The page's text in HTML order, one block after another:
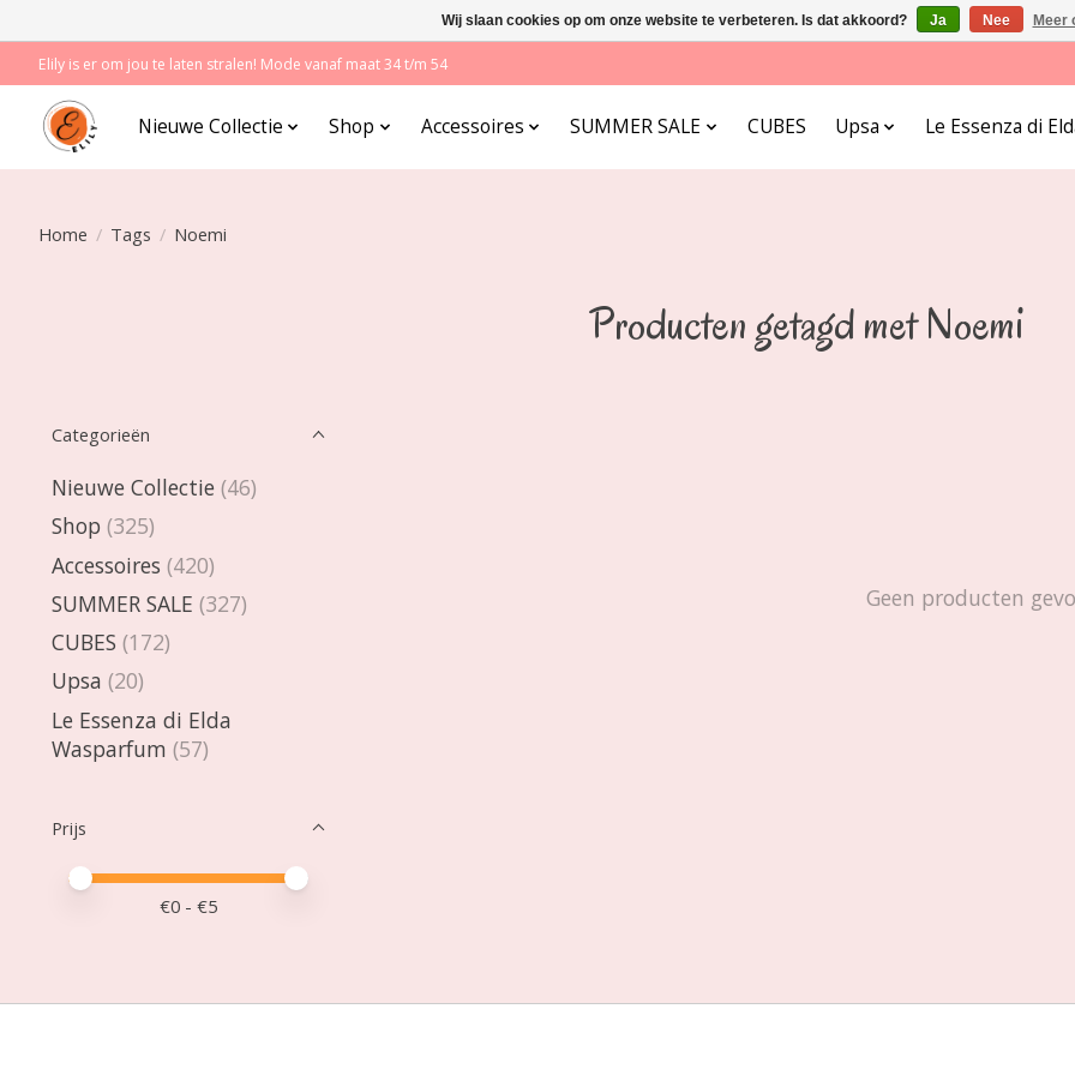
Elily is er om jou te laten stralen! Mode vanaf maat 34 t/m 54
Nieuwe Collectie Shop Accessoires SUMMER SALE CUBES Upsa Le Essenza di
Home / Tags / Noemi
Producten getagd met Noemi
Categorieën
Nieuwe Collectie (46)
Shop (325)
Accessoires (420)
SUMMER SALE (327)
CUBES (172)
Upsa (20)
Le Essenza di Elda
Wasparfum (57)
Prijs
Minimale prijswaarde
Price maximum value
€0 - €5
Geen producten
Wij slaan cookies op om onze website te verbeteren. Is dat akkoord? Ja Nee Meer